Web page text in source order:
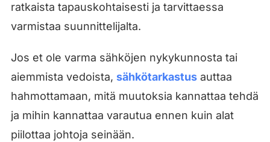
ratkaista tapauskohtaisesti ja tarvittaessa
varmistaa suunnittelijalta.
Jos et ole varma sähköjen nykykunnosta tai
aiemmista vedoista, sähkötarkastusauttaa
hahmottamaan, mitä muutoksia kannattaa tehdä
ja mihin kannattaa varautua ennen kuin alat
piilottaa johtoja seinään.